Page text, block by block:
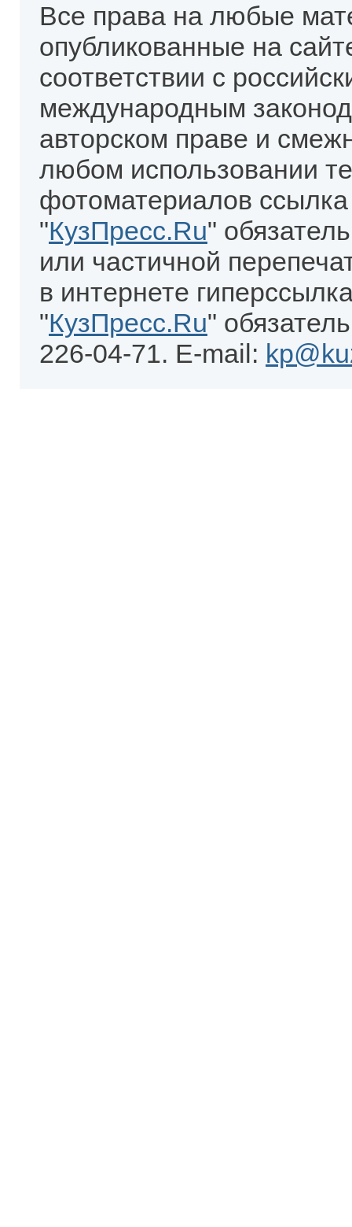
Все права на любые
опубликованные на
соответствии с
международным
авторском праве и
любом использовании
фотоматериалов
"КузПресс.Ru"
или частичной
в интернете
"КузПресс.Ru"
226-04-71. E-mail: